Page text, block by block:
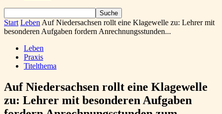
Start Leben Auf Niedersachsen rollt eine Klagewelle zu: Lehrer mit
besonderen Aufgaben fordern Anrechnungsstunden...
Leben
Praxis
Titelthema
Auf Niedersachsen rollt eine Klagewelle
zu: Lehrer mit besonderen Aufgaben